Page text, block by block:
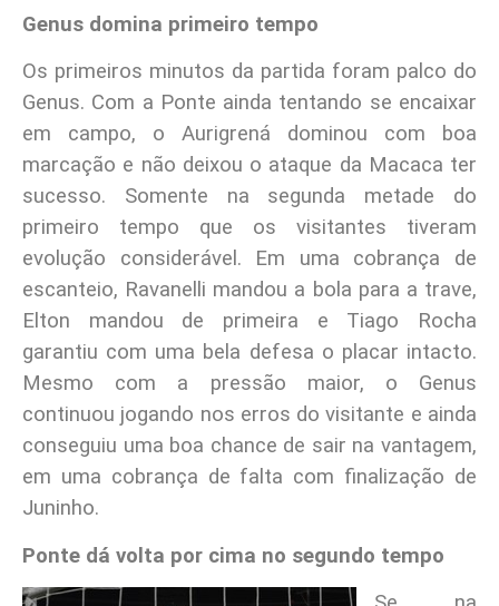
Genus domina primeiro tempo
Os primeiros minutos da partida foram palco do
Genus. Com a Ponte ainda tentando se encaixar
em campo, o Aurigrená dominou com boa
marcação e não deixou o ataque da Macaca ter
sucesso. Somente na segunda metade do
primeiro tempo que os visitantes tiveram
evolução considerável. Em uma cobrança de
escanteio, Ravanelli mandou a bola para a trave,
Elton mandou de primeira e Tiago Rocha
garantiu com uma bela defesa o placar intacto.
Mesmo com a pressão maior, o Genus
continuou jogando nos erros do visitante e ainda
conseguiu uma boa chance de sair na vantagem,
em uma cobrança de falta com finalização de
Juninho.
Ponte dá volta por cima no segundo tempo